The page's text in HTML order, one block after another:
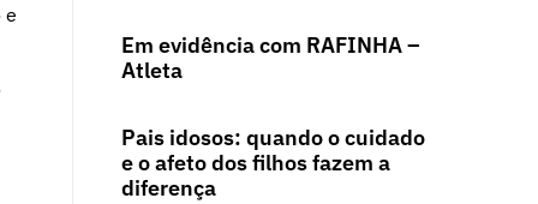
e
Em evidência com RAFINHA –
Atleta
Pais idosos: quando o cuidado
e o afeto dos filhos fazem a
diferença